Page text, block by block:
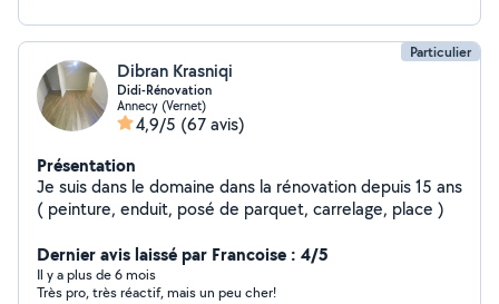
Particulier
Dibran Krasniqi
Didi-Rénovation
Annecy (Vernet)
4,9/5 (67 avis)
Présentation
Je suis dans le domaine dans la rénovation depuis 15 ans
( peinture, enduit, posé de parquet, carrelage, place )
Dernier avis laissé par Francoise : 4/5
Il y a plus de 6 mois
Très pro, très réactif, mais un peu cher!